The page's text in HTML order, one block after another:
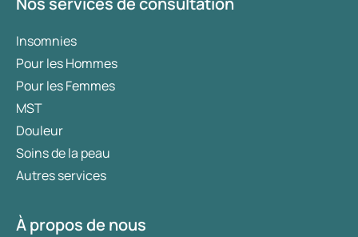
Insomnies
Pour les Hommes
Pour les Femmes
MST
Douleur
Soins de la peau
Autres services
À propos de nous